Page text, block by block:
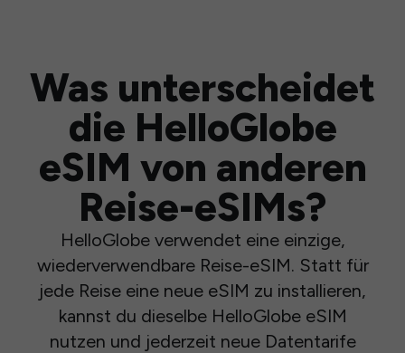
Was unterscheidet
die HelloGlobe
eSIM von anderen
Reise-eSIMs?
HelloGlobe verwendet eine einzige,
wiederverwendbare Reise-eSIM. Statt für
jede Reise eine neue eSIM zu installieren,
kannst du dieselbe HelloGlobe eSIM
nutzen und jederzeit neue Datentarife